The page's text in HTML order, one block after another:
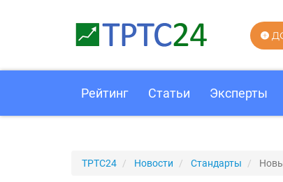
Рейтинг Статьи Эксперты
ТРТС24 Новости Стандарты